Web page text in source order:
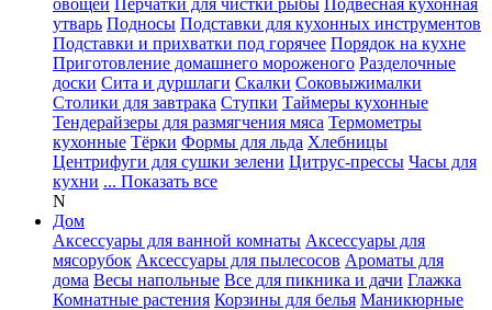
овощей Перчатки для чистки рыбы Подвесная кухонная
утварь Подносы Подставки для кухонных инструментов
Подставки и прихватки под горячее Порядок на кухне
Приготовление домашнего мороженого Разделочные
доски Сита и дуршлаги Скалки Соковыжималки
Столики для завтрака Ступки Таймеры кухонные
Тендерайзеры для размягчения мяса Термометры
кухонные Тёрки Формы для льда Хлебницы
Центрифуги для сушки зелени Цитрус-прессы Часы для
кухни ... Показать все
N
Дом
Аксессуары для ванной комнаты Аксессуары для
мясорубок Аксессуары для пылесосов Ароматы для
дома Весы напольные Все для пикника и дачи Глажка
Комнатные растения Корзины для белья Маникюрные